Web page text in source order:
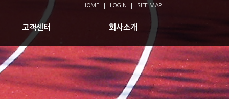
고객센터 회사소개
SITE MAP
LOGIN
HOME